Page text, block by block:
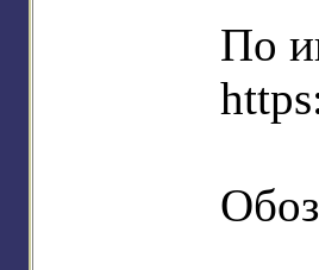
По